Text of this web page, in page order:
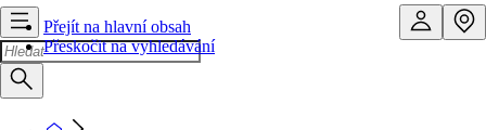
Přejít na hlavní obsah
Přeskočit na vyhledávání